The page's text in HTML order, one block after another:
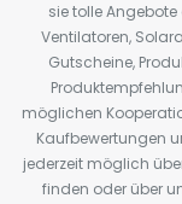
sie tolle
Ventilatoren,
Gutscheine,
möglichen
Kaufbewertungen
jederzeit möglich
finden oder über